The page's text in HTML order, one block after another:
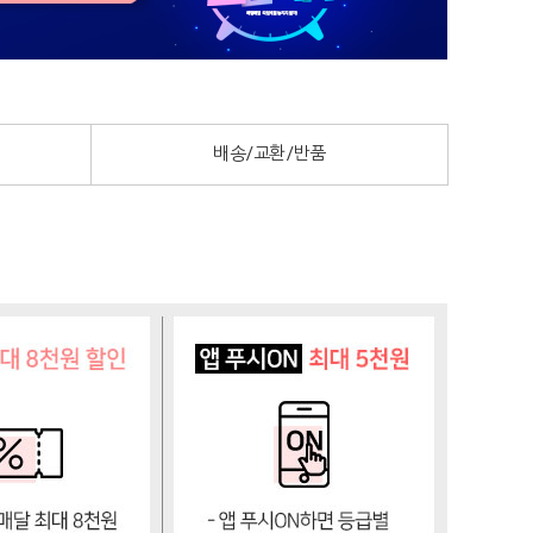
배송/교환/반품